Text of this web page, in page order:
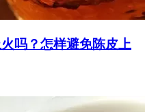
吗？怎样避免陈皮上